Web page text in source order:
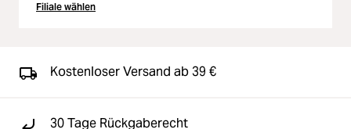
Filiale wählen
Kostenloser Versand ab 39 €
30 Tage Rückgaberecht